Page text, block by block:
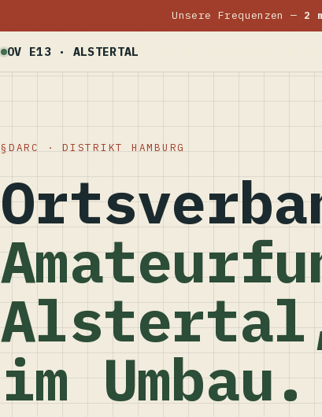
Unsere Frequenzen — 2
OV E13 · ALSTERTAL
DARC · DISTRIKT HAMBURG
im Umbau.